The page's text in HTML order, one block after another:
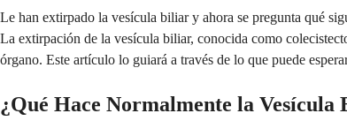
Le han extirpado la vesícula biliar y ahora se pregunta qué
La extirpación de la vesícula biliar, conocida como
órgano. Este artículo lo guiará a través de lo que puede
¿Qué Hace Normalmente la Vesícula